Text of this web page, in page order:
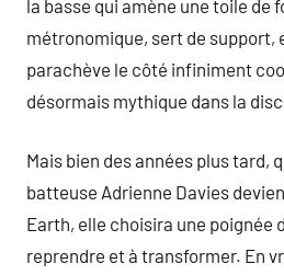
la basse qui amène une toile de
métronomique, sert de support,
parachève le côté infiniment
désormais mythique dans la
Mais bien des années plus tard,
batteuse Adrienne Davies
Earth, elle choisira une poignée
reprendre et à transformer. En